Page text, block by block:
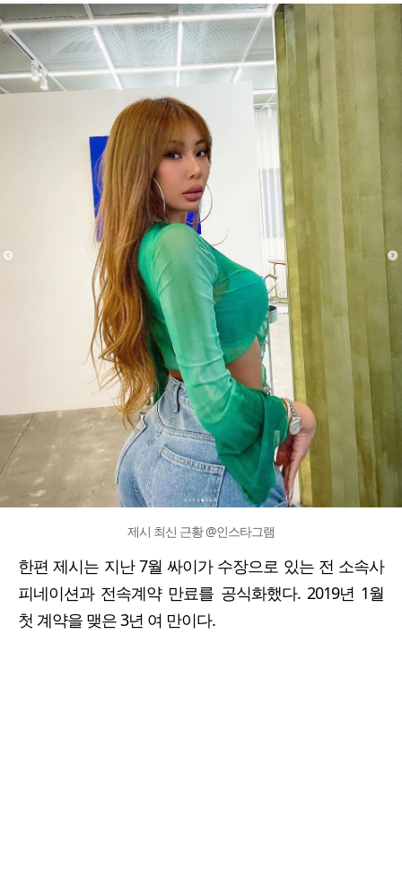
제시 최신 근황 @인스타그램
한편 제시는 지난 7월 싸이가 수장으로 있는 전 소속사
피네이션과 전속계약 만료를 공식화했다. 2019년 1월
첫 계약을 맺은 3년 여 만이다.